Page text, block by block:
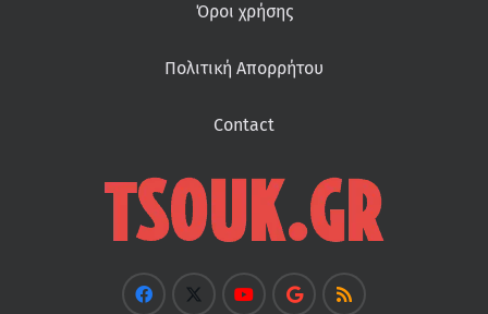
Όροι χρήσης
Πολιτική Απορρήτου
Contact